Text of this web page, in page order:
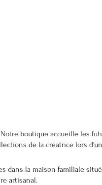
boutique accueille les
de la créatrice lors
la maison familiale
artisanal.